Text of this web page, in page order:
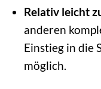
Relativ leicht
anderen
Einstieg in die
möglich.